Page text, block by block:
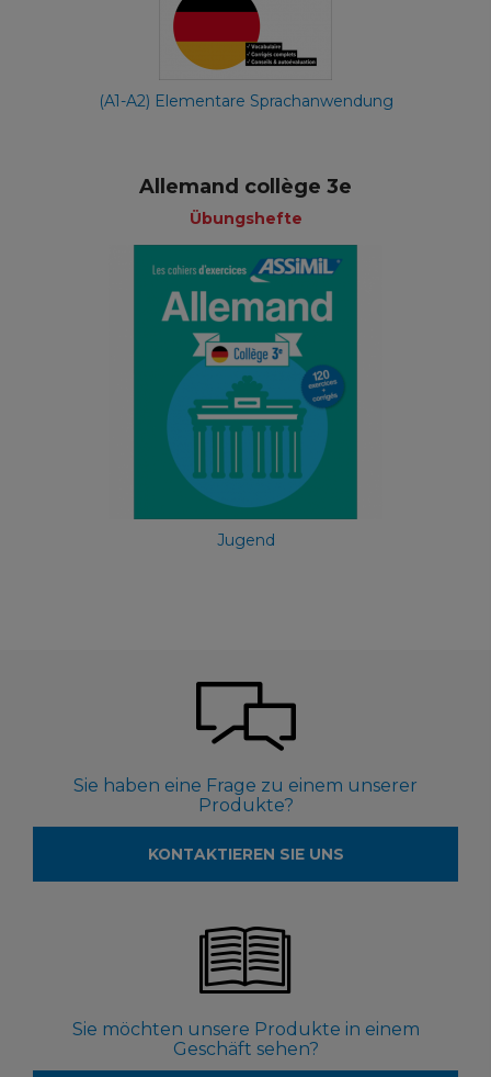
(A1-A2) Elementare Sprachanwendung
Allemand collège 3e
Übungshefte
Jugend
Sie haben eine Frage zu einem unserer
Produkte?
KONTAKTIEREN SIE UNS
Sie möchten unsere Produkte in einem
Geschäft sehen?